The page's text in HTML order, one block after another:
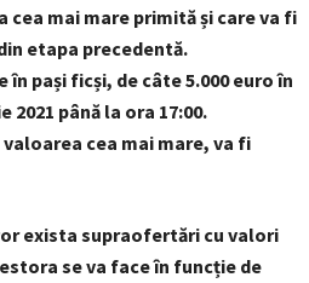
cea mai mare primită și care va fi
etapa precedentă.
pași ficși, de câte 5.000 euro în
2021 până la ora 17:00.
cea mai mare, va fi
supraofertări cu valori
se va face în funcție de